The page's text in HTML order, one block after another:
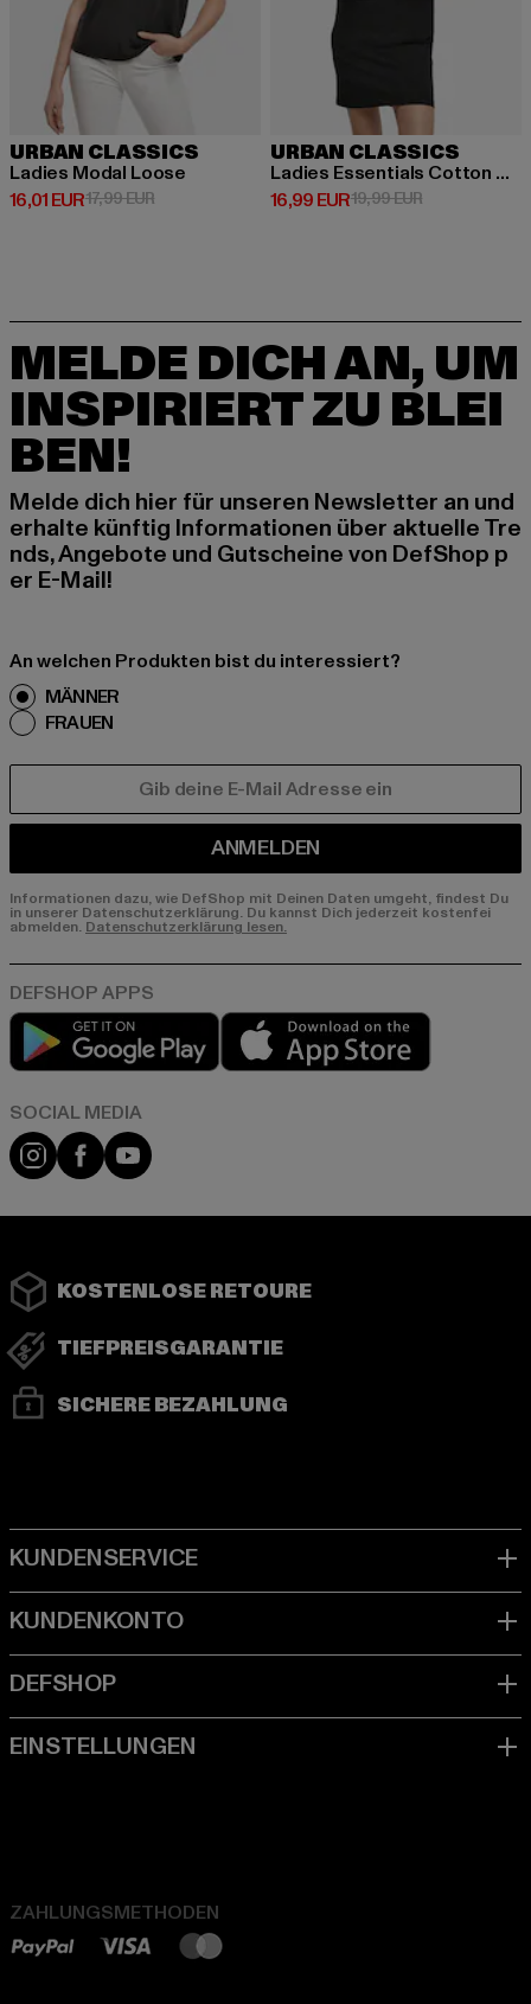
URBAN CLASSICS
Ladies Modal Loose
16,01 EUR
Derzeitiger Preis: 16,01 EUR
17,99 EURAktionspreis: 17,99 EUR
URBAN CLASSICS
Ladies Essentials Cotton Cut On Sleeve
16,99 EUR
Derzeitiger Preis: 16,99 EUR
19,99 EURAktionspreis:
MELDE DICH AN, UM
INSPIRIERT ZU BLEI
BEN!
Melde dich hier für unseren Newsletter an und
erhalte künftig Informationen über aktuelle Tre
nds, Angebote und Gutscheine von DefShop p
er E-Mail!
An welchen Produkten bist du interessiert?
MÄNNER
FRAUEN
ANMELDEN
Informationen dazu, wie DefShop mit Deinen Daten umgeht, findest Du
in unserer Datenschutzerklärung. Du kannst Dich jederzeit kostenfei
abmelden. Datenschutzerklärung lesen.
Play market
Instagram
FacebookYouTube
KOSTENLOSE RETOURE
TIEFPREISGARANTIE
SICHERE BEZAHLUNG
ZAHLUNGSMETHODEN